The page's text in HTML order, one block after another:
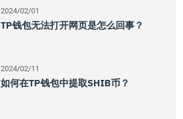
2024/02/01
TP钱包无法打开网页是怎么回事？
2024/02/11
如何在TP钱包中提取SHIB币？